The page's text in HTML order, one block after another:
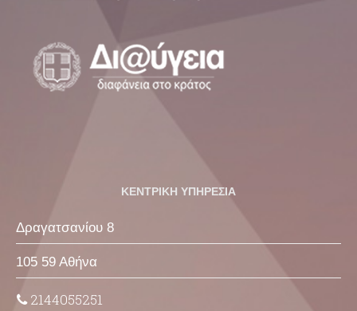
ΚΕΝΤΡΙΚΗ ΥΠΗΡΕΣΙΑ
Δραγατσανίου 8
105 59 Αθήνα
2144055251